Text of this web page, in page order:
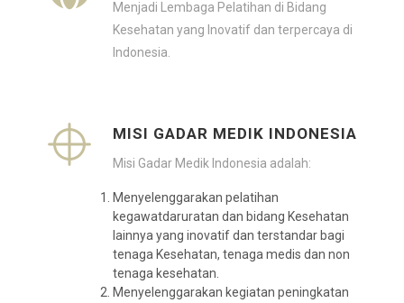
Menjadi Lembaga Pelatihan di Bidang
Kesehatan yang Inovatif dan terpercaya di
Indonesia.
MISI GADAR MEDIK INDONESIA
Misi Gadar Medik Indonesia adalah:
Menyelenggarakan pelatihan
kegawatdaruratan dan bidang Kesehatan
lainnya yang inovatif dan terstandar bagi
tenaga Kesehatan, tenaga medis dan non
tenaga kesehatan.
Menyelenggarakan kegiatan peningkatan